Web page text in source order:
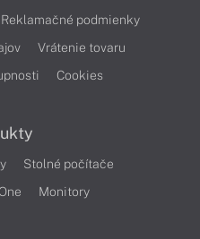
Reklamačné podmienky
Vrátenie tovaru
Cookies
Stolné počítače
Monitory